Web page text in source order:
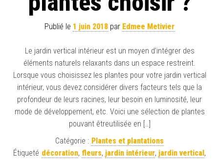
Publié le 1 juin 2018 par Edmee Metivier
Le jardin vertical intérieur est un moyen d’intégrer des
éléments naturels relaxants dans un espace restreint.
Lorsque vous choisissez les plantes pour votre jardin vertical
intérieur, vous devez considérer divers facteurs tels que la
profondeur de leurs racines, leur besoin en luminosité, leur
mode de développement, etc. Voici une sélection de plantes
pouvant êtreutilisée en […]
Catégorie : Plantes et plantations
Étiqueté décoration, fleurs, jardin intérieur, jardin vertical ,